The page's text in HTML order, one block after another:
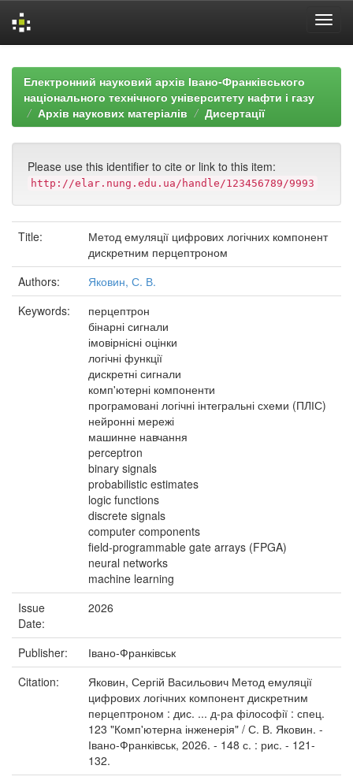
navigationЕлектронний науковий архів Івано-Франківського
національного технічного університету нафти і газу
Архів наукових матеріалів
Дисертації
Please use this identifier to cite or link to this item:
http://elar.nung.edu.ua/handle/123456789/9993
Title:
Метод емуляції цифрових логічних компонент
дискретним перцептроном
Authors:
Яковин, С. В.
Keywords:
перцептрон
бінарні сигнали
імовірнісні оцінки
логічні функції
дискретні сигнали
комп'ютерні компоненти
програмовані логічні інтегральні схеми (ПЛІС)
нейронні мережі
машинне навчання
perceptron
binary signals
probabilistic estimates
logic functions
discrete signals
computer components
field-programmable gate arrays (FPGA)
neural networks
machine learning
Issue
Date:
2026
Publisher:
Івано-Франківськ
Citation:
Яковин, Сергій Васильович Метод емуляції
цифрових логічних компонент дискретним
перцептроном : дис. ... д-ра філософії : спец.
123 "Комп'ютерна інженерія" / С. В. Яковин. -
Івано-Франківськ, 2026. - 148 с. : рис. - 121-
132.